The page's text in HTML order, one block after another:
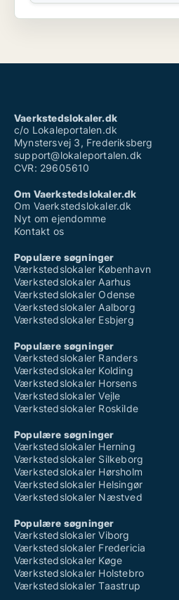
Vaerkstedslokaler.dk
c/o Lokaleportalen.dk
Mynstersvej 3, Frederiksberg
support@lokaleportalen.dk
CVR: 29605610
Om Vaerkstedslokaler.dk
Om Vaerkstedslokaler.dk
Nyt om ejendomme
Kontakt os
Populære søgninger
Værkstedslokaler København
Værkstedslokaler Aarhus
Værkstedslokaler Odense
Værkstedslokaler Aalborg
Værkstedslokaler Esbjerg
Populære søgninger
Værkstedslokaler Randers
Værkstedslokaler Kolding
Værkstedslokaler Horsens
Værkstedslokaler Vejle
Værkstedslokaler Roskilde
Populære søgninger
Værkstedslokaler Herning
Værkstedslokaler Silkeborg
Værkstedslokaler Hørsholm
Værkstedslokaler Helsingør
Værkstedslokaler Næstved
Populære søgninger
Værkstedslokaler Viborg
Værkstedslokaler Fredericia
Værkstedslokaler Køge
Værkstedslokaler Holstebro
Værkstedslokaler Taastrup